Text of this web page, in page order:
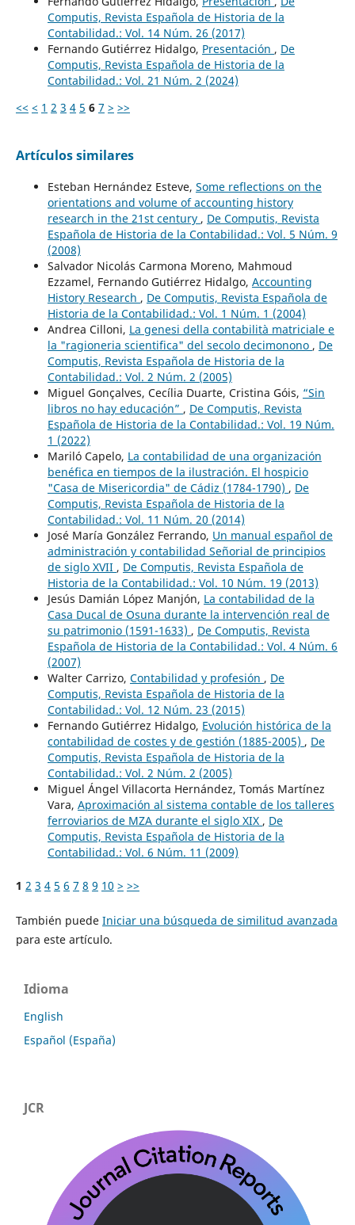
Computis, Revista Española de Historia de la
Contabilidad.: Vol. 14 Núm. 26 (2017)
Fernando Gutiérrez Hidalgo, Presentación , De
Computis, Revista Española de Historia de la
Contabilidad.: Vol. 21 Núm. 2 (2024)
<< < 1 2 3 4 5 6 7 > >>
Artículos similares
Esteban Hernández Esteve, Some reflections on the
orientations and volume of accounting history
research in the 21st century , De Computis, Revista
Española de Historia de la Contabilidad.: Vol. 5 Núm. 9
(2008)
Salvador Nicolás Carmona Moreno, Mahmoud
Ezzamel, Fernando Gutiérrez Hidalgo, Accounting
History Research , De Computis, Revista Española de
Historia de la Contabilidad.: Vol. 1 Núm. 1 (2004)
Andrea Cilloni, La genesi della contabilità matriciale e
la "ragioneria scientifica" del secolo decimonono , De
Computis, Revista Española de Historia de la
Contabilidad.: Vol. 2 Núm. 2 (2005)
Miguel Gonçalves, Cecília Duarte, Cristina Góis, “Sin
libros no hay educación” , De Computis, Revista
Española de Historia de la Contabilidad.: Vol. 19 Núm.
1 (2022)
Mariló Capelo, La contabilidad de una organización
benéfica en tiempos de la ilustración. El hospicio
"Casa de Misericordia" de Cádiz (1784-1790) , De
Computis, Revista Española de Historia de la
Contabilidad.: Vol. 11 Núm. 20 (2014)
José María González Ferrando, Un manual español de
administración y contabilidad Señorial de principios
de siglo XVII , De Computis, Revista Española de
Historia de la Contabilidad.: Vol. 10 Núm. 19 (2013)
Jesús Damián López Manjón, La contabilidad de la
Casa Ducal de Osuna durante la intervención real de
su patrimonio (1591-1633) , De Computis, Revista
Española de Historia de la Contabilidad.: Vol. 4 Núm. 6
(2007)
Walter Carrizo, Contabilidad y profesión , De
Computis, Revista Española de Historia de la
Contabilidad.: Vol. 12 Núm. 23 (2015)
Fernando Gutiérrez Hidalgo, Evolución histórica de la
contabilidad de costes y de gestión (1885-2005) , De
Computis, Revista Española de Historia de la
Contabilidad.: Vol. 2 Núm. 2 (2005)
Miguel Ángel Villacorta Hernández, Tomás Martínez
Vara, Aproximación al sistema contable de los talleres
ferroviarios de MZA durante el siglo XIX , De
Computis, Revista Española de Historia de la
Contabilidad.: Vol. 6 Núm. 11 (2009)
1 2 3 4 5 6 7 8 9 10 > >>
También puede Iniciar una búsqueda de similitud avanzada
para este artículo.
Idioma
English
Español (España)
JCR